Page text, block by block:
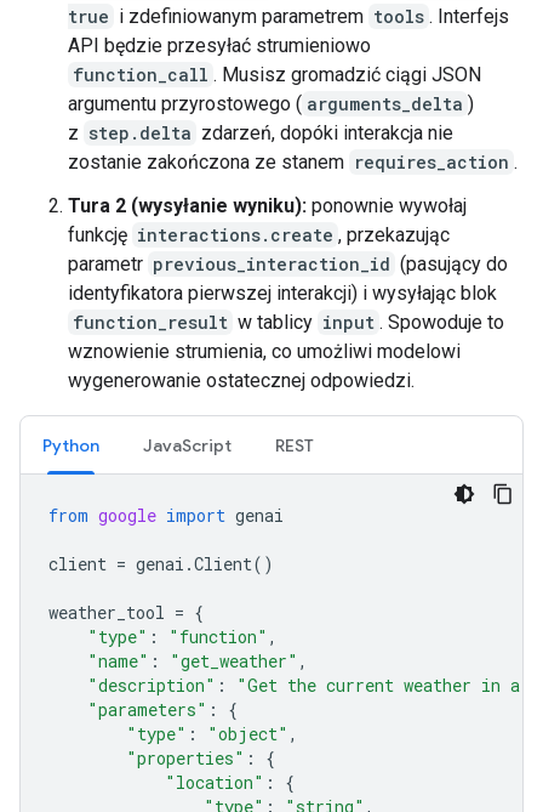
true i zdefiniowanym parametrem tools . Interfejs
API będzie przesyłać strumieniowo
function_call . Musisz gromadzić ciągi JSON
argumentu przyrostowego ( arguments_delta )
z step.delta zdarzeń, dopóki interakcja nie
zostanie zakończona ze stanem requires_action .
Tura 2 (wysyłanie wyniku): ponownie wywołaj
funkcję interactions.create , przekazując
parametr previous_interaction_id (pasujący do
identyfikatora pierwszej interakcji) i wysyłając blok
function_result w tablicy input . Spowoduje to
wznowienie strumienia, co umożliwi modelowi
wygenerowanie ostatecznej odpowiedzi.
Python JavaScript REST
from google import genai
client = genai .Client()
weather_tool = {
"type" : "function" ,
"name" : "get_weather" ,
"description" :
"Get the current weather in a
"parameters" :
{
"type" : "object" ,
"properties" :
{
"location" :
{
"type" : "string" ,